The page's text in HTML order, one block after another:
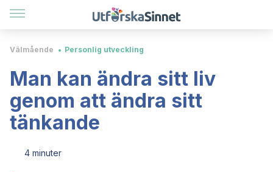
Välmående Personlig utveckling
Man kan ändra sitt liv
genom att ändra sitt
tänkande
4 minuter